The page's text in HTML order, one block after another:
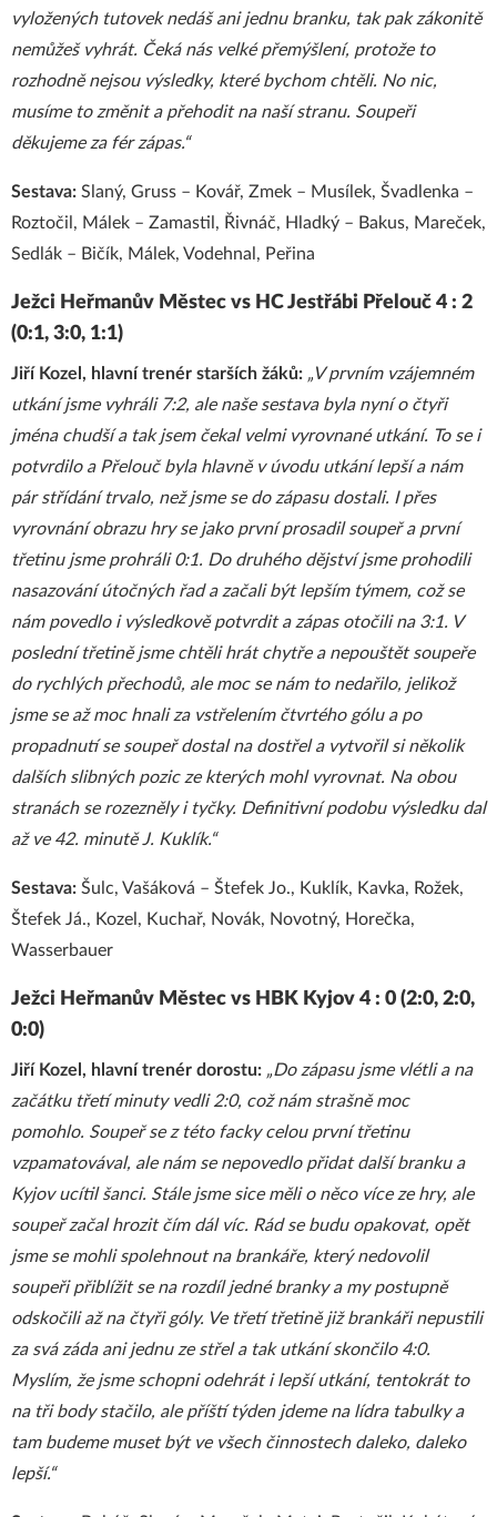
vyložených tutovek nedáš ani jednu branku, tak pak zákonitě
nemůžeš vyhrát. Čeká nás velké přemýšlení, protože to
rozhodně nejsou výsledky, které bychom chtěli. No nic,
musíme to změnit a přehodit na naší stranu. Soupeři
děkujeme za fér zápas.“
Sestava: Slaný, Gruss – Kovář, Zmek – Musílek, Švadlenka –
Roztočil, Málek – Zamastil, Řivnáč, Hladký – Bakus, Mareček,
Sedlák – Bičík, Málek, Vodehnal, Peřina
Ježci Heřmanův Městec vs HC Jestřábi Přelouč 4 : 2
(0:1, 3:0, 1:1)
Jiří Kozel, hlavní trenér starších žáků: „V prvním vzájemném
utkání jsme vyhráli 7:2, ale naše sestava byla nyní o čtyři
jména chudší a tak jsem čekal velmi vyrovnané utkání. To se i
potvrdilo a Přelouč byla hlavně v úvodu utkání lepší a nám
pár střídání trvalo, než jsme se do zápasu dostali. I přes
vyrovnání obrazu hry se jako první prosadil soupeř a první
třetinu jsme prohráli 0:1. Do druhého dějství jsme prohodili
nasazování útočných řad a začali být lepším týmem, což se
nám povedlo i výsledkově potvrdit a zápas otočili na 3:1. V
poslední třetině jsme chtěli hrát chytře a nepouštět soupeře
do rychlých přechodů, ale moc se nám to nedařilo, jelikož
jsme se až moc hnali za vstřelením čtvrtého gólu a po
propadnutí se soupeř dostal na dostřel a vytvořil si několik
dalších slibných pozic ze kterých mohl vyrovnat. Na obou
stranách se rozezněly i tyčky. Definitivní podobu výsledku dal
až ve 42. minutě J. Kuklík.“
Sestava: Šulc, Vašáková – Štefek Jo., Kuklík, Kavka, Rožek,
Štefek Já., Kozel, Kuchař, Novák, Novotný, Horečka,
Wasserbauer
Ježci Heřmanův Městec vs HBK Kyjov 4 : 0 (2:0, 2:0,
0:0)
Jiří Kozel, hlavní trenér dorostu: „Do zápasu jsme vlétli a na
začátku třetí minuty vedli 2:0, což nám strašně moc
pomohlo. Soupeř se z této facky celou první třetinu
vzpamatovával, ale nám se nepovedlo přidat další branku a
Kyjov ucítil šanci. Stále jsme sice měli o něco více ze hry, ale
soupeř začal hrozit čím dál víc. Rád se budu opakovat, opět
jsme se mohli spolehnout na brankáře, který nedovolil
soupeři přiblížit se na rozdíl jedné branky a my postupně
odskočili až na čtyři góly. Ve třetí třetině již brankáři nepustili
za svá záda ani jednu ze střel a tak utkání skončilo 4:0.
Myslím, že jsme schopni odehrát i lepší utkání, tentokrát to
na tři body stačilo, ale příští týden jdeme na lídra tabulky a
tam budeme muset být ve všech činnostech daleko, daleko
lepší.“